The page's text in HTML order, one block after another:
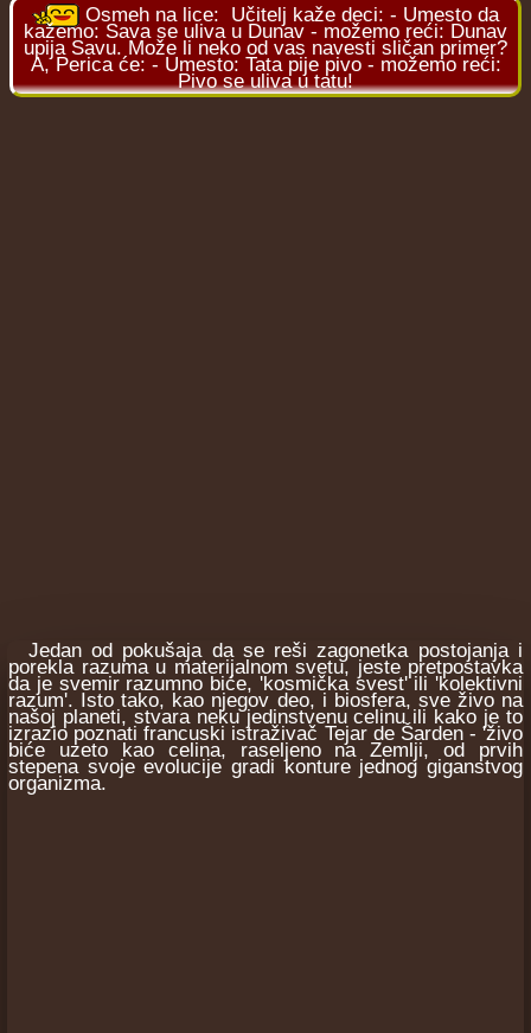
Osmeh na lice: Učitelj kaže deci: - Umesto da
kažemo: Sava se uliva u Dunav - možemo reći: Dunav
upija Savu. Može li neko od vas navesti sličan primer?
A, Perica će: - Umesto: Tata pije pivo - možemo reći:
Pivo se uliva u tatu!
Jedan od pokušaja da se reši zagonetka postojanja i
porekla razuma u materijalnom svetu, jeste pretpostavka
da je svemir razumno biće, 'kosmička svest' ili 'kolektivni
razum'. Isto tako, kao njegov deo, i biosfera, sve živo na
našoj planeti, stvara neku jedinstvenu celinu ili kako je to
izrazio poznati francuski istraživač Tejar de Šarden - 'živo
biće uzeto kao celina, raseljeno na Zemlji, od prvih
stepena svoje evolucije gradi konture jednog giganstvog
organizma.